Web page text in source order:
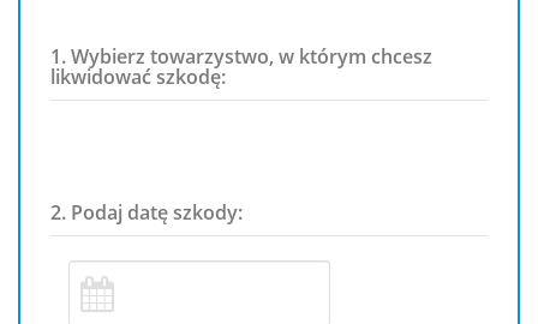
1. Wybierz towarzystwo, w którym chcesz
likwidować szkodę:
2. Podaj datę szkody: